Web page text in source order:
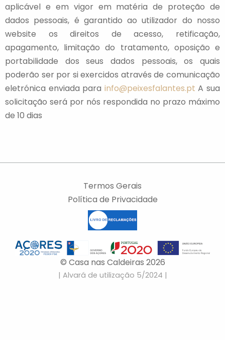
aplicável e em vigor em matéria de proteção de
dados pessoais, é garantido ao utilizador do nosso
website os direitos de acesso, retificação,
apagamento, limitação do tratamento, oposição e
portabilidade dos seus dados pessoais, os quais
poderão ser por si exercidos através de comunicação
eletrónica enviada para info@peixesfalantes.pt A sua
solicitação será por nós respondida no prazo máximo
de 10 dias
Termos Gerais
Política de Privacidade
© Casa nas Caldeiras 2026
| Alvará de utilização 5/2024 |